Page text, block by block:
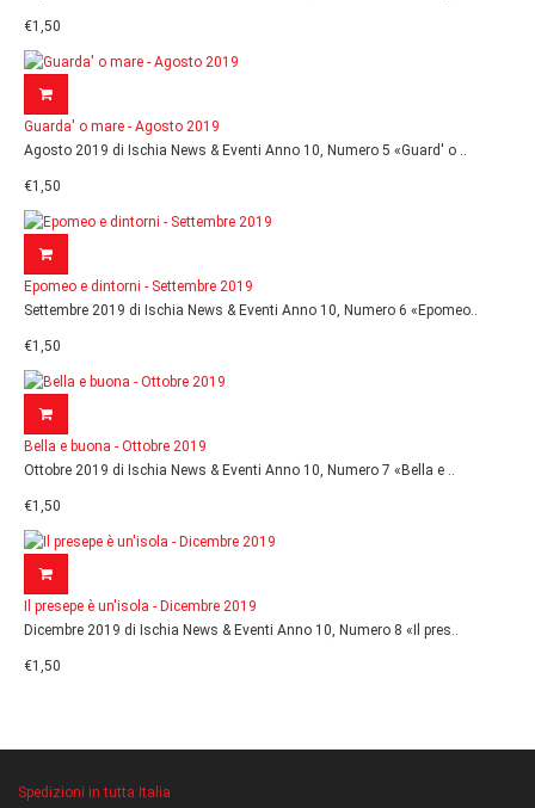
€1,50
Guarda' o mare - Agosto 2019
Agosto 2019 di Ischia News & Eventi Anno 10, Numero 5 «Guard' o ..
€1,50
Epomeo e dintorni - Settembre 2019
Settembre 2019 di Ischia News & Eventi Anno 10, Numero 6 «Epomeo..
€1,50
Bella e buona - Ottobre 2019
Ottobre 2019 di Ischia News & Eventi Anno 10, Numero 7 «Bella e ..
€1,50
Il presepe è un'isola - Dicembre 2019
Dicembre 2019 di Ischia News & Eventi Anno 10, Numero 8 «Il pres..
€1,50
Spedizioni in tutta Italia